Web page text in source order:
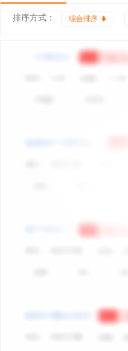
排序方式： 综合排序